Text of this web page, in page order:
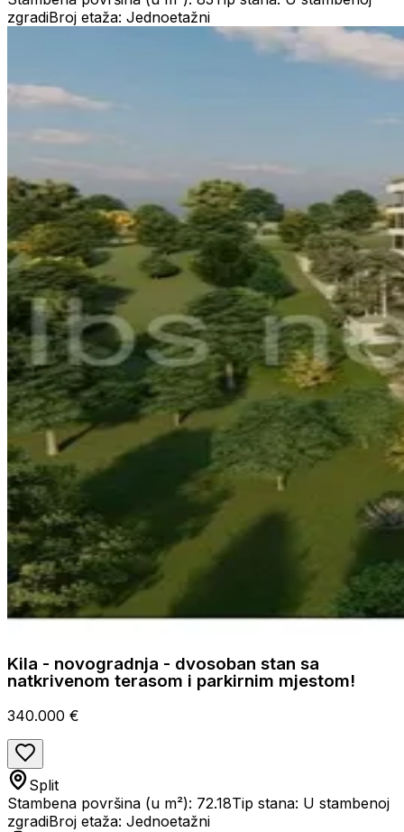
zgradiBroj etaža: Jednoetažni
Kila - novogradnja - dvosoban stan sa
natkrivenom terasom i parkirnim mjestom!
340.000 €
Split
Stambena površina (u m²): 72.18Tip stana: U stambenoj
zgradiBroj etaža: Jednoetažni